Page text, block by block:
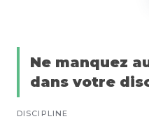
Ne manquez
dans votre
DISCIPLINE